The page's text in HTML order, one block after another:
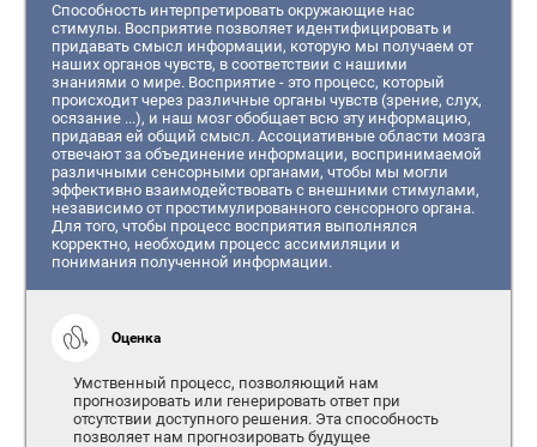
Способность интерпретировать окружающие нас
стимулы. Восприятие позволяет идентифицировать и
придавать смысл информации, которую мы получаем от
наших органов чувств, в соответствии с нашими
знаниями о мире. Восприятие - это процесс, который
происходит через различные органы чувств (зрение, слух,
осязание ...), и наш мозг обобщает всю эту информацию,
придавая ей общий смысл. Ассоциативные области мозга
отвечают за объединение информации, воспринимаемой
различными сенсорными органами, чтобы мы могли
эффективно взаимодействовать с внешними стимулами,
независимо от простимулированного сенсорного органа.
Для того, чтобы процесс восприятия выполнялся
корректно, необходим процесс ассимиляции и
понимания полученной информации.
Оценка
Умственный процесс, позволяющий нам
прогнозировать или генерировать ответ при
отсутствии доступного решения. Эта способность
позволяет нам прогнозировать будущее